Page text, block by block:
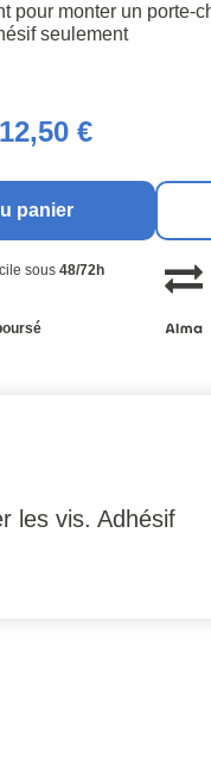
pour monter un porte-
seulement
12,50 €
panier
sous48/72h
les vis. Adhésif